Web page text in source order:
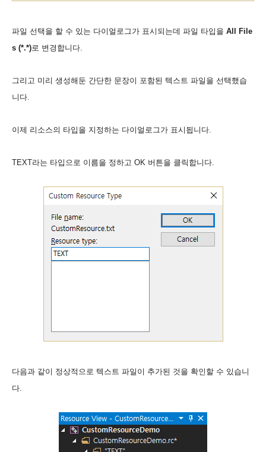
파일 선택을 할 수 있는 다이얼로그가 표시되는데 파일 타입을 All File
s (*.*)로 변경합니다.
그리고 미리 생성해둔 간단한 문장이 포함된 텍스트 파일을 선택했습
니다.
이제 리소스의 타입을 지정하는 다이얼로그가 표시됩니다.
TEXT라는 타입으로 이름을 정하고 OK 버튼을 클릭합니다.
다음과 같이 정상적으로 텍스트 파일이 추가된 것을 확인할 수 있습니
다.